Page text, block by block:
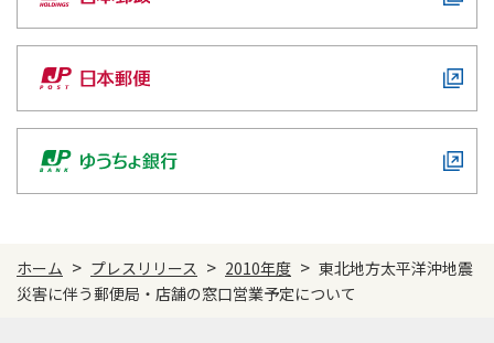
ホーム > プレスリリース > 2010年度 > 東北地方太平洋沖地震
災害に伴う郵便局・店舗の窓口営業予定について